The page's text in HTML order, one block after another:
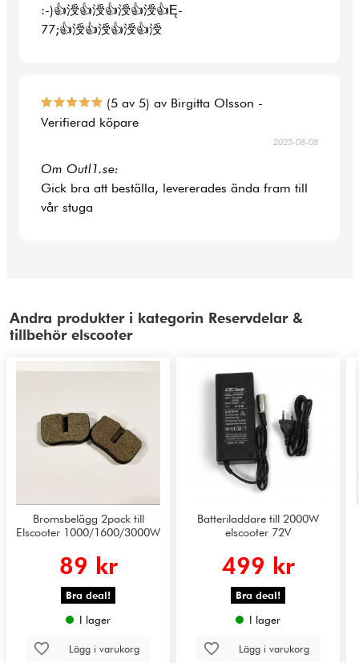
:-)👍涭👍涭👍涭👍涭👍Ę-
77;👍涭👍涭👍涭👍涭
(5 av 5) av Birgitta Olsson -
Verifierad köpare
2025-08-08
Om Outl1.se:
Gick bra att beställa, levererades ända fram till
vår stuga
Andra produkter i kategorin Reservdelar &
tillbehör elscooter
Bromsbelägg 2pack till
Elscooter 1000/1600/3000W
89 kr
Bra deal!
I lager
Lägg i varukorg
Batteriladdare till 2000W
elscooter 72V
499 kr
Bra deal!
I lager
Lägg i varukorg